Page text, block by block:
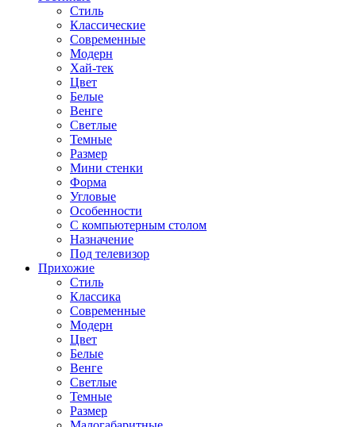
Стиль
Классические
Современные
Модерн
Хай-тек
Цвет
Белые
Венге
Светлые
Темные
Размер
Мини стенки
Форма
Угловые
Особенности
С компьютерным столом
Назначение
Под телевизор
Прихожие
Стиль
Классика
Современные
Модерн
Цвет
Белые
Венге
Светлые
Темные
Размер